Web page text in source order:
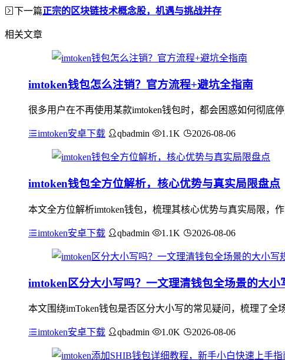
下一篇正宗的区块链技术概念股，机遇与挑战并存
相关文章
imtoken钱包怎么注销？官方流程+避坑全指南
很多用户在不再使用某款imtoken钱包时，都会困惑如何彻
imtoken安卓下载 qbadmin 1.1K 2026-08-06
imtoken钱包全方位解析，核心优势与真实局限盘点
本文全方位解析imtoken钱包，梳理其核心优势与真实局限，
imtoken安卓下载 qbadmin 1.1K 2026-08-06
imtoken区分大小写吗？一文理清钱包全场景的大小
本文围绕imToken钱包是否区分大小写的常见疑问，梳理了全
imtoken安卓下载 qbadmin 1.0K 2026-08-06